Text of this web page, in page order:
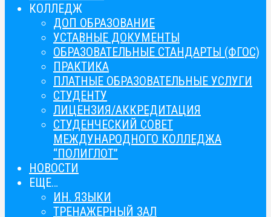
КОЛЛЕДЖ
ДОП ОБРАЗОВАНИЕ
УСТАВНЫЕ ДОКУМЕНТЫ
ОБРАЗОВАТЕЛЬНЫЕ СТАНДАРТЫ (ФГОС)
ПРАКТИКА
ПЛАТНЫЕ ОБРАЗОВАТЕЛЬНЫЕ УСЛУГИ
СТУДЕНТУ
ЛИЦЕНЗИЯ/АККРЕДИТАЦИЯ
СТУДЕНЧЕСКИЙ СОВЕТ
МЕЖДУНАРОДНОГО КОЛЛЕДЖА
“ПОЛИГЛОТ”
НОВОСТИ
ЕЩЕ…
ИН. ЯЗЫКИ
ТРЕНАЖЕРНЫЙ ЗАЛ